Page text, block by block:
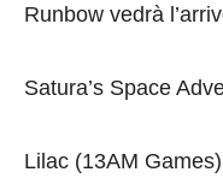
Runbow vedrà
Satura’s Space
Lilac (13AM